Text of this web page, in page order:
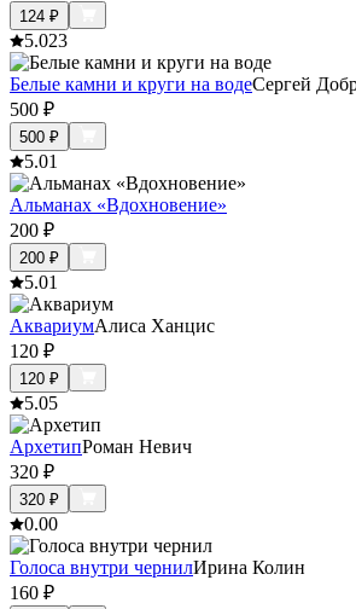
124 ₽
5.023
Белые камни и круги на водеСергей
500 ₽
500 ₽
5.01
Альманах «Вдохновение»
200 ₽
200 ₽
5.01
АквариумАлиса Ханцис
120 ₽
120 ₽
5.05
АрхетипРоман Невич
320 ₽
320 ₽
0.00
Голоса внутри чернилИрина Колин
160 ₽